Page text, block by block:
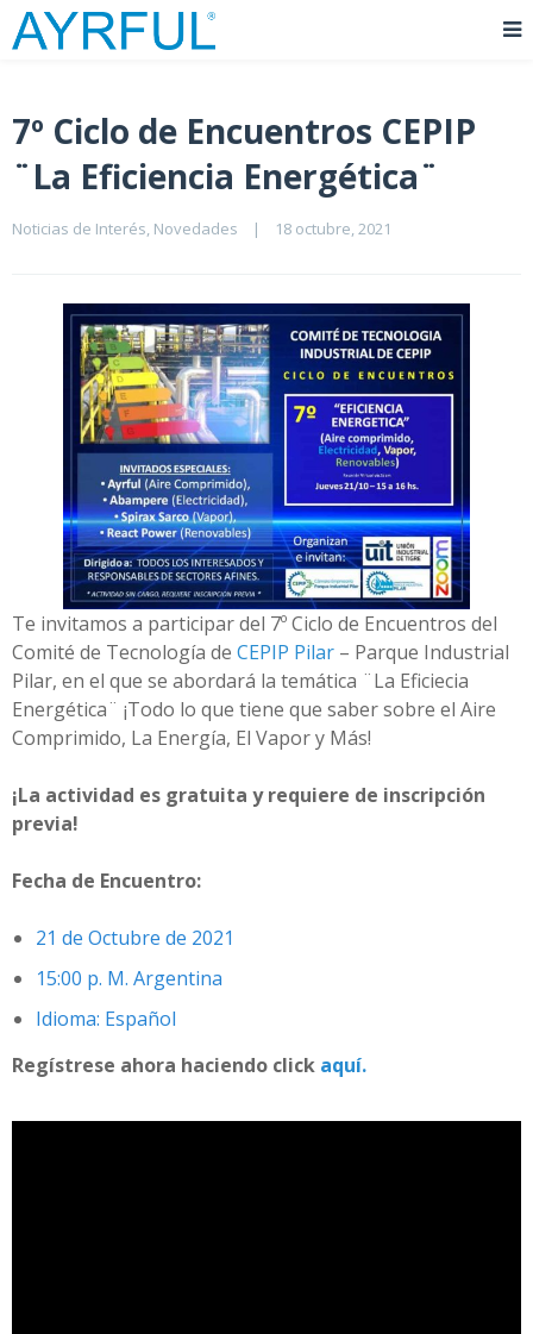
7º Ciclo de Encuentros CEPIP
¨La Eficiencia Energética¨
Noticias de Interés, Novedades | 18 octubre, 2021
Te invitamos a participar del 7º Ciclo de Encuentros del
Comité de Tecnología de CEPIP Pilar – Parque Industrial
Pilar, en el que se abordará la temática ¨La Eficiecia
Energética¨ ¡Todo lo que tiene que saber sobre el Aire
Comprimido, La Energía, El Vapor y Más!
¡La actividad es gratuita y requiere de inscripción
previa!
Fecha de Encuentro:
21 de Octubre de 2021
15:00 p. M. Argentina
Idioma: Español
Regístrese ahora haciendo click aquí.